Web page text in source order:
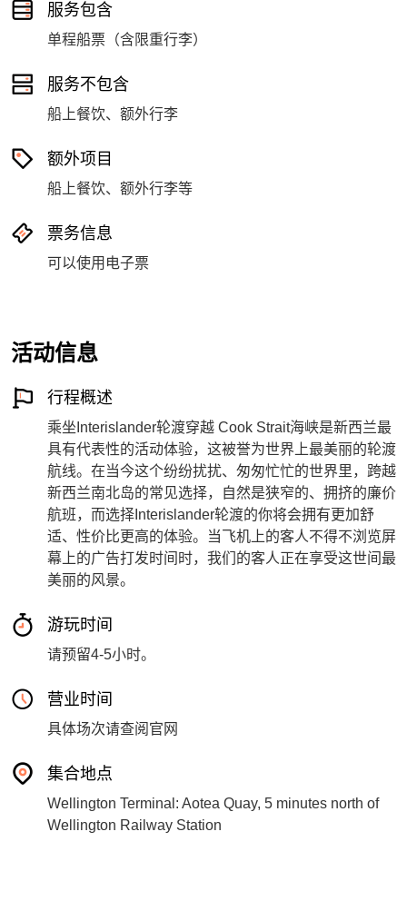
服务包含
单程船票（含限重行李）
服务不包含
船上餐饮、额外行李
额外项目
船上餐饮、额外行李等
票务信息
可以使用电子票
活动信息
行程概述
乘坐Interislander轮渡穿越 Cook Strait海峡是新西兰最
具有代表性的活动体验，这被誉为世界上最美丽的轮渡
航线。在当今这个纷纷扰扰、匆匆忙忙的世界里，跨越
新西兰南北岛的常见选择，自然是狭窄的、拥挤的廉价
航班，而选择Interislander轮渡的你将会拥有更加舒
适、性价比更高的体验。当飞机上的客人不得不浏览屏
幕上的广告打发时间时，我们的客人正在享受这世间最
美丽的风景。
游玩时间
请预留4-5小时。
营业时间
具体场次请查阅官网
集合地点
Wellington Terminal: Aotea Quay, 5 minutes north of
Wellington Railway Station